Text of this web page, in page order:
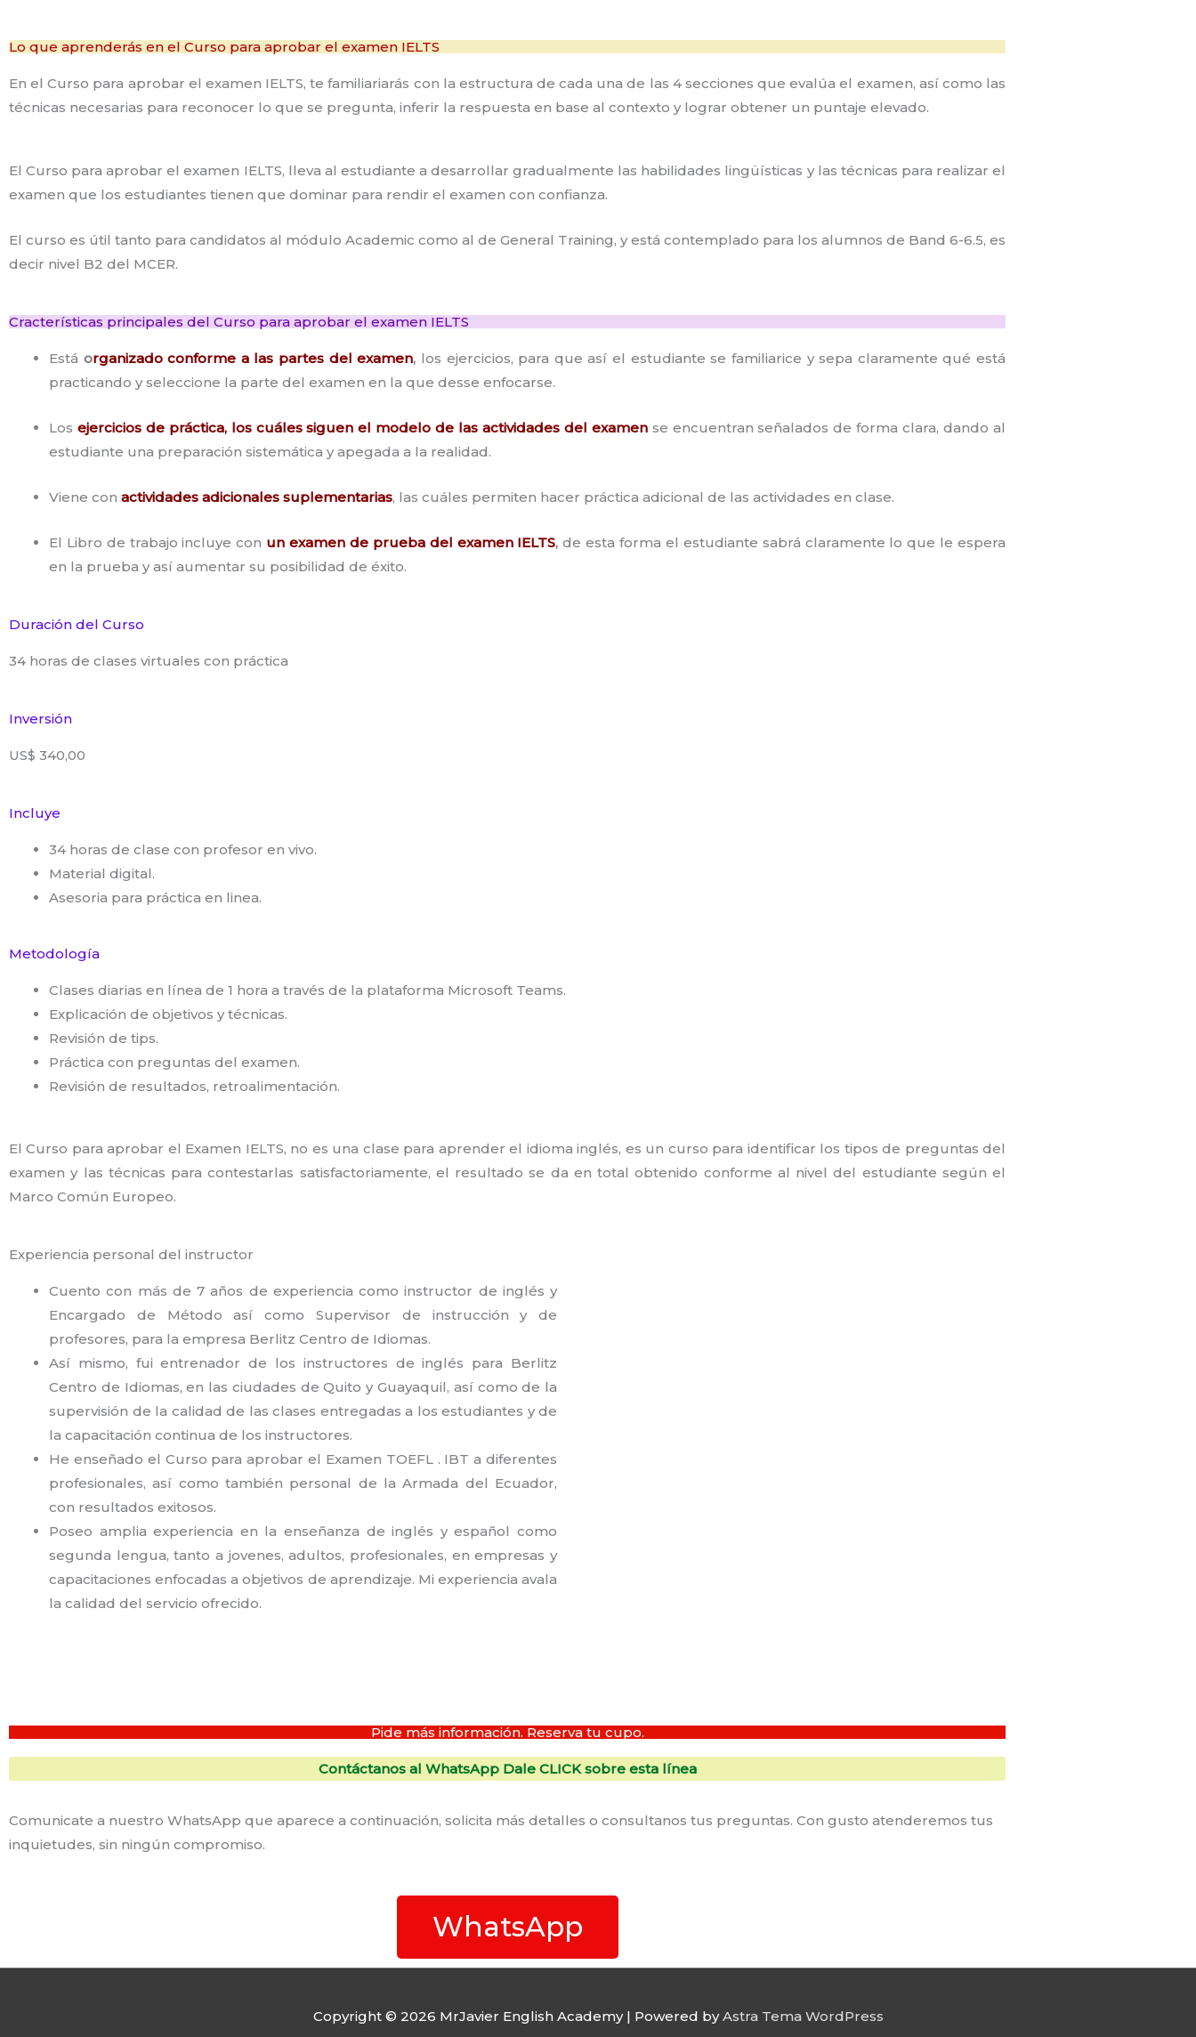
Lo que aprenderás en el Curso para aprobar el examen IELTS
En el Curso para aprobar el examen IELTS, te familiariarás con la estructura de cada una de las 4 secciones que evalúa el examen, así como las
técnicas necesarias para reconocer lo que se pregunta, inferir la respuesta en base al contexto y lograr obtener un puntaje elevado.
El Curso para aprobar el examen IELTS, lleva al estudiante a desarrollar gradualmente las habilidades lingüísticas y las técnicas para realizar el
examen que los estudiantes tienen que dominar para rendir el examen con confianza.
El curso es útil tanto para candidatos al módulo Academic como al de General Training, y está contemplado para los alumnos de Band 6-6.5, es
decir nivel B2 del MCER.
Cracterísticas principales del Curso para aprobar el examen IELTS
Está organizado conforme a las partes del examen, los ejercicios, para que así el estudiante se familiarice y sepa claramente qué está
practicando y seleccione la parte del examen en la que desse enfocarse.
Los ejercicios de práctica, los cuáles siguen el modelo de las actividades del examen se encuentran señalados de forma clara, dando al
estudiante una preparación sistemática y apegada a la realidad.
Viene con actividades adicionales suplementarias, las cuáles permiten hacer práctica adicional de las actividades en clase.
El Libro de trabajo incluye con un examen de prueba del examen IELTS,de esta forma el estudiante sabrá claramente lo que le espera
en la prueba y así aumentar su posibilidad de éxito.
Duración del Curso
34 horas de clases virtuales con práctica
Inversión
US$ 340,00
Incluye
34 horas de clase con profesor en vivo.
Material digital.
Asesoria para práctica en linea.
Metodología
Clases diarias en línea de 1 hora a través de la plataforma Microsoft Teams.
Explicación de objetivos y técnicas.
Revisión de tips.
Práctica con preguntas del examen.
Revisión de resultados, retroalimentación.
El Curso para aprobar el Examen IELTS, no es una clase para aprender el idioma inglés, es un curso para identificar los tipos de preguntas del
examen y las técnicas para contestarlas satisfactoriamente, el resultado se da en total obtenido conforme al nivel del estudiante según el
Marco Común Europeo.
Experiencia personal del instructor​
Cuento con más de 7 años de experiencia como instructor de inglés y
Encargado de Método así como Supervisor de instrucción y de
profesores, para la empresa Berlitz Centro de Idiomas.
Así mismo, fui entrenador de los instructores de inglés para Berlitz
Centro de Idiomas, en las ciudades de Quito y Guayaquil, así como de la
supervisión de la calidad de las clases entregadas a los estudiantes y de
la capacitación continua de los instructores.
He enseñado el Curso para aprobar el Examen TOEFL . IBT a diferentes
profesionales, así como también personal de la Armada del Ecuador,
con resultados exitosos.
Poseo amplia experiencia en la enseñanza de inglés y español como
segunda lengua, tanto a jovenes, adultos, profesionales, en empresas y
capacitaciones enfocadas a objetivos de aprendizaje. Mi experiencia avala
la calidad del servicio ofrecido.
Pide más información. Reserva tu cupo.
Contáctanos al WhatsApp Dale CLICK sobre esta línea
Comunicate a nuestro WhatsApp que aparece a continuación, solicita más detalles o consultanos tus preguntas. Con gusto atenderemos tus
inquietudes, sin ningún compromiso.
WhatsApp
Copyright © 2026 MrJavier English Academy| Powered byAstra Tema WordPress